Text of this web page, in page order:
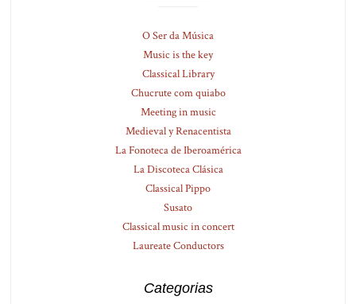
O Ser da Música
Music is the key
Classical Library
Chucrute com quiabo
Meeting in music
Medieval y Renacentista
La Fonoteca de Iberoamérica
La Discoteca Clásica
Classical Pippo
Susato
Classical music in concert
Laureate Conductors
Categorias